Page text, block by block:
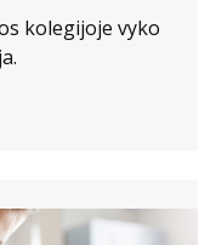
kolegijoje vyko